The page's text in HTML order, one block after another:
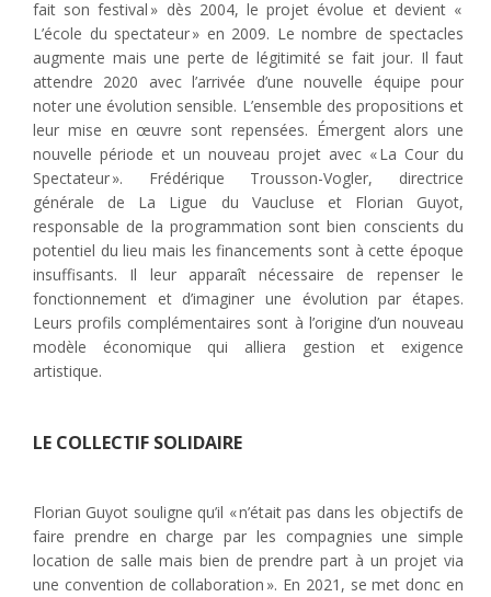
fait son festival » dès 2004, le projet évolue et devient «
L’école du spectateur » en 2009. Le nombre de spectacles
augmente mais une perte de légitimité se fait jour. Il faut
attendre 2020 avec l’arrivée d’une nouvelle équipe pour
noter une évolution sensible. L’ensemble des propositions et
leur mise en œuvre sont repensées. Émergent alors une
nouvelle période et un nouveau projet avec « La Cour du
Spectateur ». Frédérique Trousson-Vogler, directrice
générale de La Ligue du Vaucluse et Florian Guyot,
responsable de la programmation sont bien conscients du
potentiel du lieu mais les financements sont à cette époque
insuffisants. Il leur apparaît nécessaire de repenser le
fonctionnement et d’imaginer une évolution par étapes.
Leurs profils complémentaires sont à l’origine d’un nouveau
modèle économique qui alliera gestion et exigence
artistique.
LE COLLECTIF SOLIDAIRE
Florian Guyot souligne qu’il « n’était pas dans les objectifs de
faire prendre en charge par les compagnies une simple
location de salle mais bien de prendre part à un projet via
une convention de collaboration ». En 2021, se met donc en